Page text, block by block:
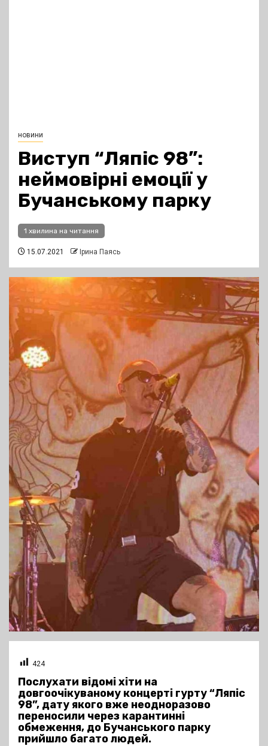
новини
Виступ “Ляпіс 98”:
неймовірні емоції у
Бучанському парку
1 хвилина на читання
15.07.2021 Ірина Паясь
424
Послухати відомі хіти на
довгоочікуваному концерті гурту “Ляпіс
98”, дату якого вже неодноразово
переносили через карантинні
обмеження, до Бучанського парку
прийшло багато людей.